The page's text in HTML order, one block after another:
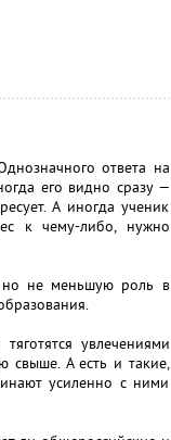
ответа на
его видно сразу —
А иногда ученик
к чему-либо, нужно
но не меньшую роль в
увлечениями
свыше. А есть и такие,
усиленно с ними